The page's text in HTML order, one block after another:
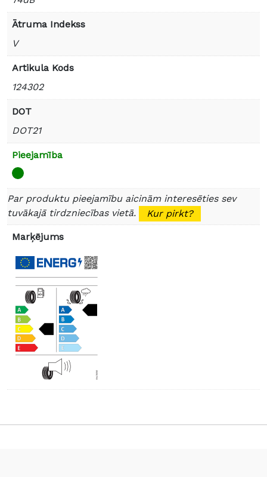
Ātruma Indekss
V
Artikula Kods
124302
DOT
DOT21
Pieejamība
Par produktu pieejamību aicinām interesēties sev
tuvākajā tirdzniecības vietā.
Kur pirkt?
Marķējums